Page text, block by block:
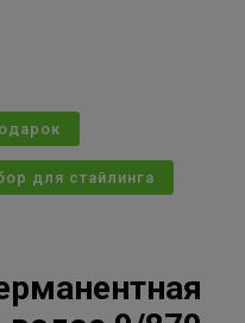
для стайлинга